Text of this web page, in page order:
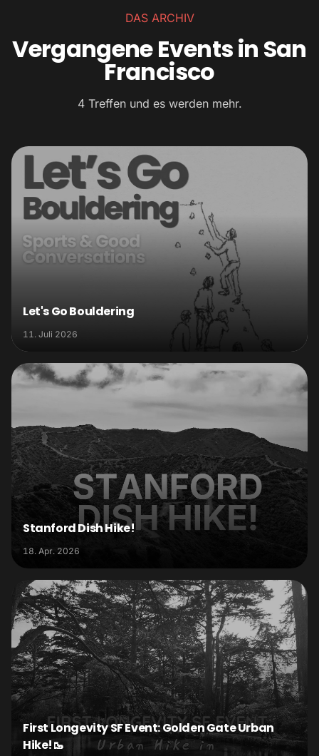
DAS ARCHIV
Vergangene Events in San
Francisco
4 Treffen und es werden mehr.
Let's Go Bouldering
11. Juli 2026
Stanford Dish Hike!
18. Apr. 2026
First Longevity SF Event: Golden Gate Urban
Hike!🥾